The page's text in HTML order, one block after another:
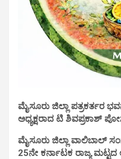
ಮೈಸೂರು ಜಿಲ್ಲಾ ಪತ್ರಕರ್ತರ
ಅಧ್ಯಕ್ಷರಾದ ಟಿ ಶಿವಪ್ರಕಾಶ್
ಮೈಸೂರು ಜಿಲ್ಲಾ ವಾಲಿಬಾಲ್
25ನೇ ಕರ್ನಾಟಕ ರಾಜ್ಯ